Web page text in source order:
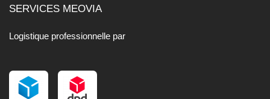
SERVICES MEOVIA
Logistique professionnelle par